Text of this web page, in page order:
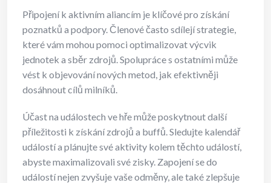
Připojení k aktivním aliancím je klíčové pro získání
poznatků a podpory. Členové často sdílejí strategie,
které vám mohou pomoci optimalizovat výcvik
jednotek a sběr zdrojů. Spolupráce s ostatními může
vést k objevování nových metod, jak efektivněji
dosáhnout cílů milníků.
Účast na událostech ve hře může poskytnout další
příležitosti k získání zdrojů a buffů. Sledujte kalendář
událostí a plánujte své aktivity kolem těchto událostí,
abyste maximalizovali své zisky. Zapojení se do
událostí nejen zvyšuje vaše odměny, ale také zlepšuje